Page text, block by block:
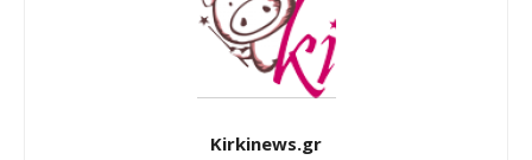
Kirkinews.gr